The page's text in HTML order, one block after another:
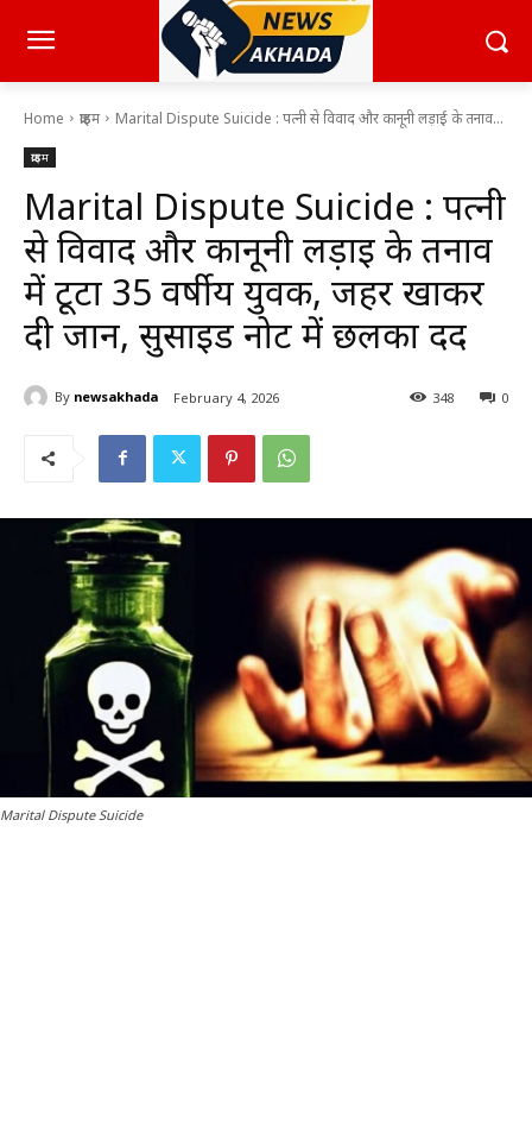
Home क्राइम Marital Dispute Suicide : पत्नी से विवाद और कानूनी लड़ाई के तनाव...
क्राइम
Marital Dispute Suicide : पत्नी
से विवाद और कानूनी लड़ाई के तनाव
में टूटा 35 वर्षीय युवक, जहर खाकर
दी जान, सुसाइड नोट में छलका दर्द
By newsakhada February 4, 2026 0
348
Marital Dispute Suicide